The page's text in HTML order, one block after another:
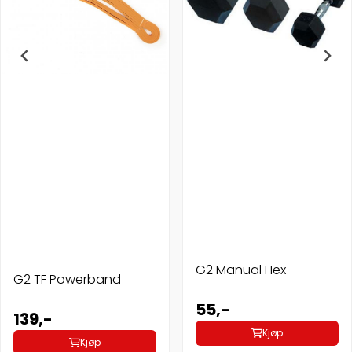
G2 TF Powerband
139,-
Kjøp
G2 Manual Hex
55,-
Kjøp